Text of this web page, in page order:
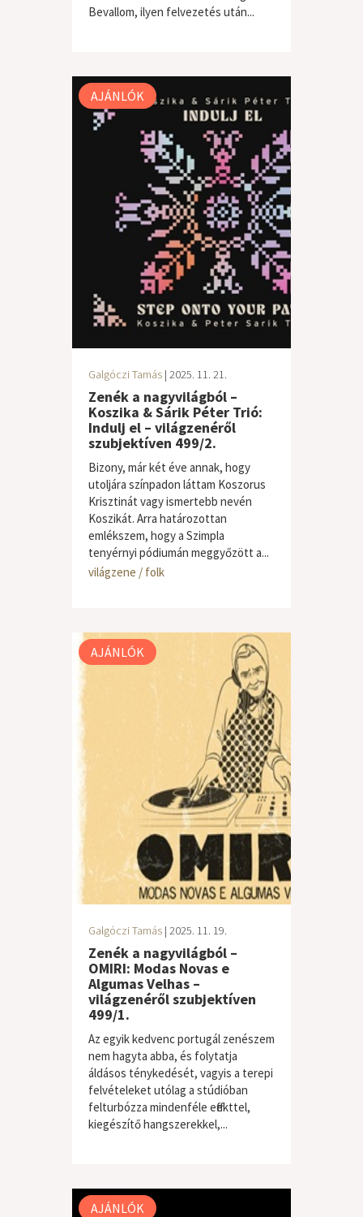
Bevallom, ilyen felvezetés után...
világzene / folk
AJÁNLÓK
Galgóczi Tamás | 2025. 11. 21.
Zenék a nagyvilágból –
Koszika & Sárik Péter Trió:
Indulj el – világzenéről
szubjektíven 499/2.
Bizony, már két éve annak, hogy
utoljára színpadon láttam Koszorus
Krisztinát vagy ismertebb nevén
Koszikát. Arra határozottan
emlékszem, hogy a Szimpla
tenyérnyi pódiumán meggyőzött a...
világzene / folk
AJÁNLÓK
Galgóczi Tamás | 2025. 11. 19.
Zenék a nagyvilágból –
OMIRI: Modas Novas e
Algumas Velhas –
világzenéről szubjektíven
499/1.
Az egyik kedvenc portugál zenészem
nem hagyta abba, és folytatja
áldásos ténykedését, vagyis a terepi
felvételeket utólag a stúdióban
felturbózza mindenféle effekttel,
kiegészítő hangszerekkel,...
világzene / folk
AJÁNLÓK